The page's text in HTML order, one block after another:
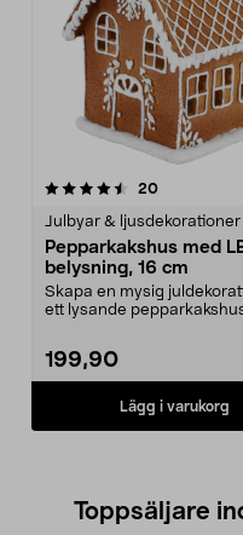
20recensioner
Julbyar & ljusdekorationer
Pepparkakshus med
belysning, 16 cm
Skapa en mysig
ett lysande
199,90
Lägg i varukorg
Toppsäljare